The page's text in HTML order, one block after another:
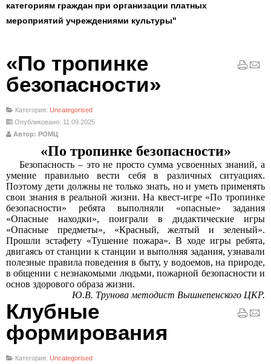
категориям граждан при организации платных
мероприятий учреждениями культуры"
«По тропинке
безопасности»
Категория: Uncategorised
Опубликовано: 11.09.2025
Автор: РОМЦ
«По тропинке безопасности»
Безопасность – это не просто сумма усвоенных знаний, а
умение правильно вести себя в различных ситуациях.
Поэтому дети должны не только знать, но и уметь применять
свои знания в реальной жизни. На квест-игре «По тропинке
безопасности» ребята выполняли «опасные» задания
«Опасные находки», поиграли в дидактические игры
«Опасные предметы», «Красный, желтый и зеленый».
Прошли эстафету «Тушение пожара». В ходе игры ребята,
двигаясь от станции к станции и выполняя задания, узнавали
полезные правила поведения в быту, у водоемов, на природе,
в общении с незнакомыми людьми, пожарной безопасности и
основ здорового образа жизни.
Ю.В. Трунова методист Вышнепенского ЦКР.
Клубные
формирования
Категория: Uncategorised